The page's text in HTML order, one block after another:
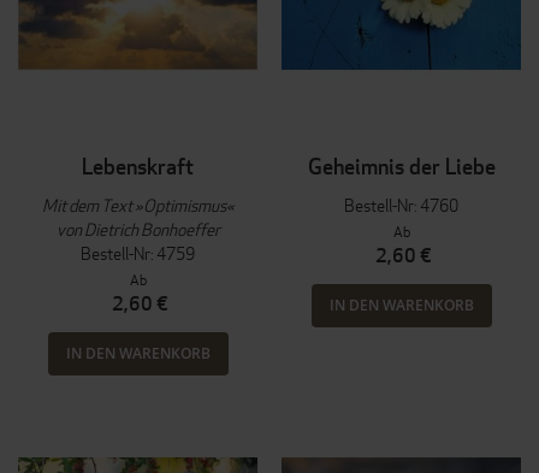
Lebenskraft
Mit dem Text »Optimismus«
von Dietrich Bonhoeffer
Bestell-Nr: 4759
Ab
2,60 €
IN DEN WARENKORB
Geheimnis der Liebe
Bestell-Nr: 4760
Ab
2,60 €
IN DEN WARENKORB